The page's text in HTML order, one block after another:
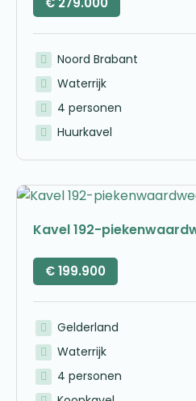
Noord Brabant
Waterrijk
4 personen
Huurkavel
Kavel 192-
€199.900
Gelderland
Waterrijk
4 personen